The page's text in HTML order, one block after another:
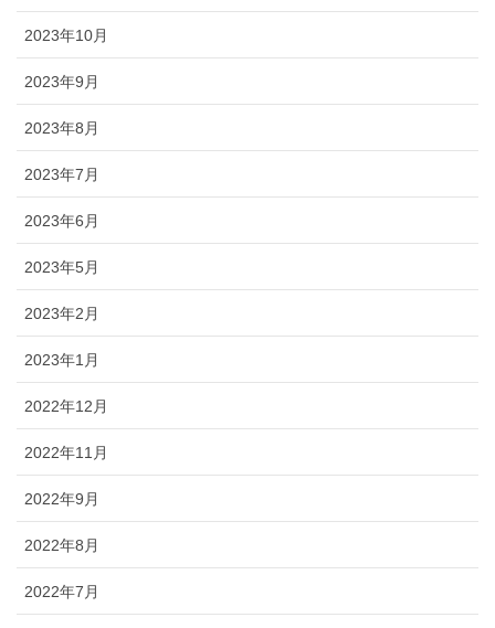
2023年10月
2023年9月
2023年8月
2023年7月
2023年6月
2023年5月
2023年2月
2023年1月
2022年12月
2022年11月
2022年9月
2022年8月
2022年7月